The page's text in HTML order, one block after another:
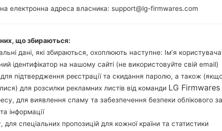
Snapdragon S1
Buy accessories on
Головна
електронна адреса власника: support@lg-firmwares.com
що збираються:
дані, які збираються, охоплюють наступне: Ім’я
ідентифікатор на нашому сайті (не використовуйте свій email)
підтвердження реєстрації та скидання паролю, а також
для розсилки рекламних листів від команди LG Firmwares
для виявлення спаму та забезпечення безпеки облікового
інформації
для спеціальних пропозицій для кожної країни та статистики